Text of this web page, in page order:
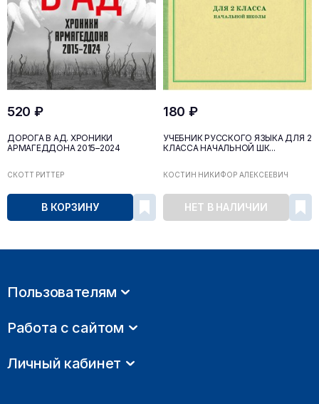
520 ₽
ДОРОГА В АД. ХРОНИКИ
АРМАГЕДДОНА 2015–2024
СКОТТ РИТТЕР
В КОРЗИНУ
180 ₽
УЧЕБНИК РУССКОГО ЯЗЫКА ДЛЯ 2
КЛАССА НАЧАЛЬНОЙ ШК...
КОСТИН НИКИФОР АЛЕКСЕЕВИЧ
НЕТ В НАЛИЧИИ
Пользователям
Работа с сайтом
Личный кабинет